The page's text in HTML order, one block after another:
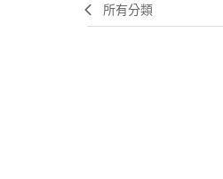
所有分類